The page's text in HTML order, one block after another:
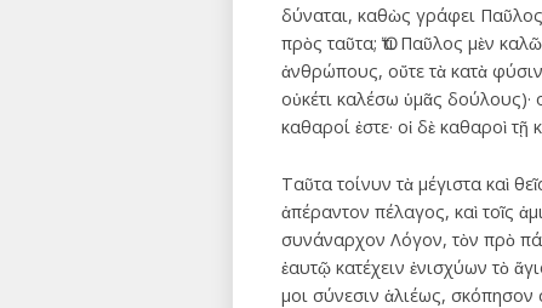
δύναται, καθὼς γράφει
πρὸς ταῦτα; Ὅτι Παῦλος μὲν
ἀνθρώπους, οὔτε τὰ κατὰ
οὐκέτι καλέσω ὑμᾶς
καθαροί ἐστε· οἱ δὲ καθαροὶ
Ταῦτα τοίνυν τὰ μέγιστα καὶ
ἀπέραντον πέλαγος, καὶ τοῖς
συνάναρχον Λόγον, τὸν πρὸ
ἑαυτῷ κατέχειν ἐνισχύων τὸ
μοι σύνεσιν ἁλιέως,